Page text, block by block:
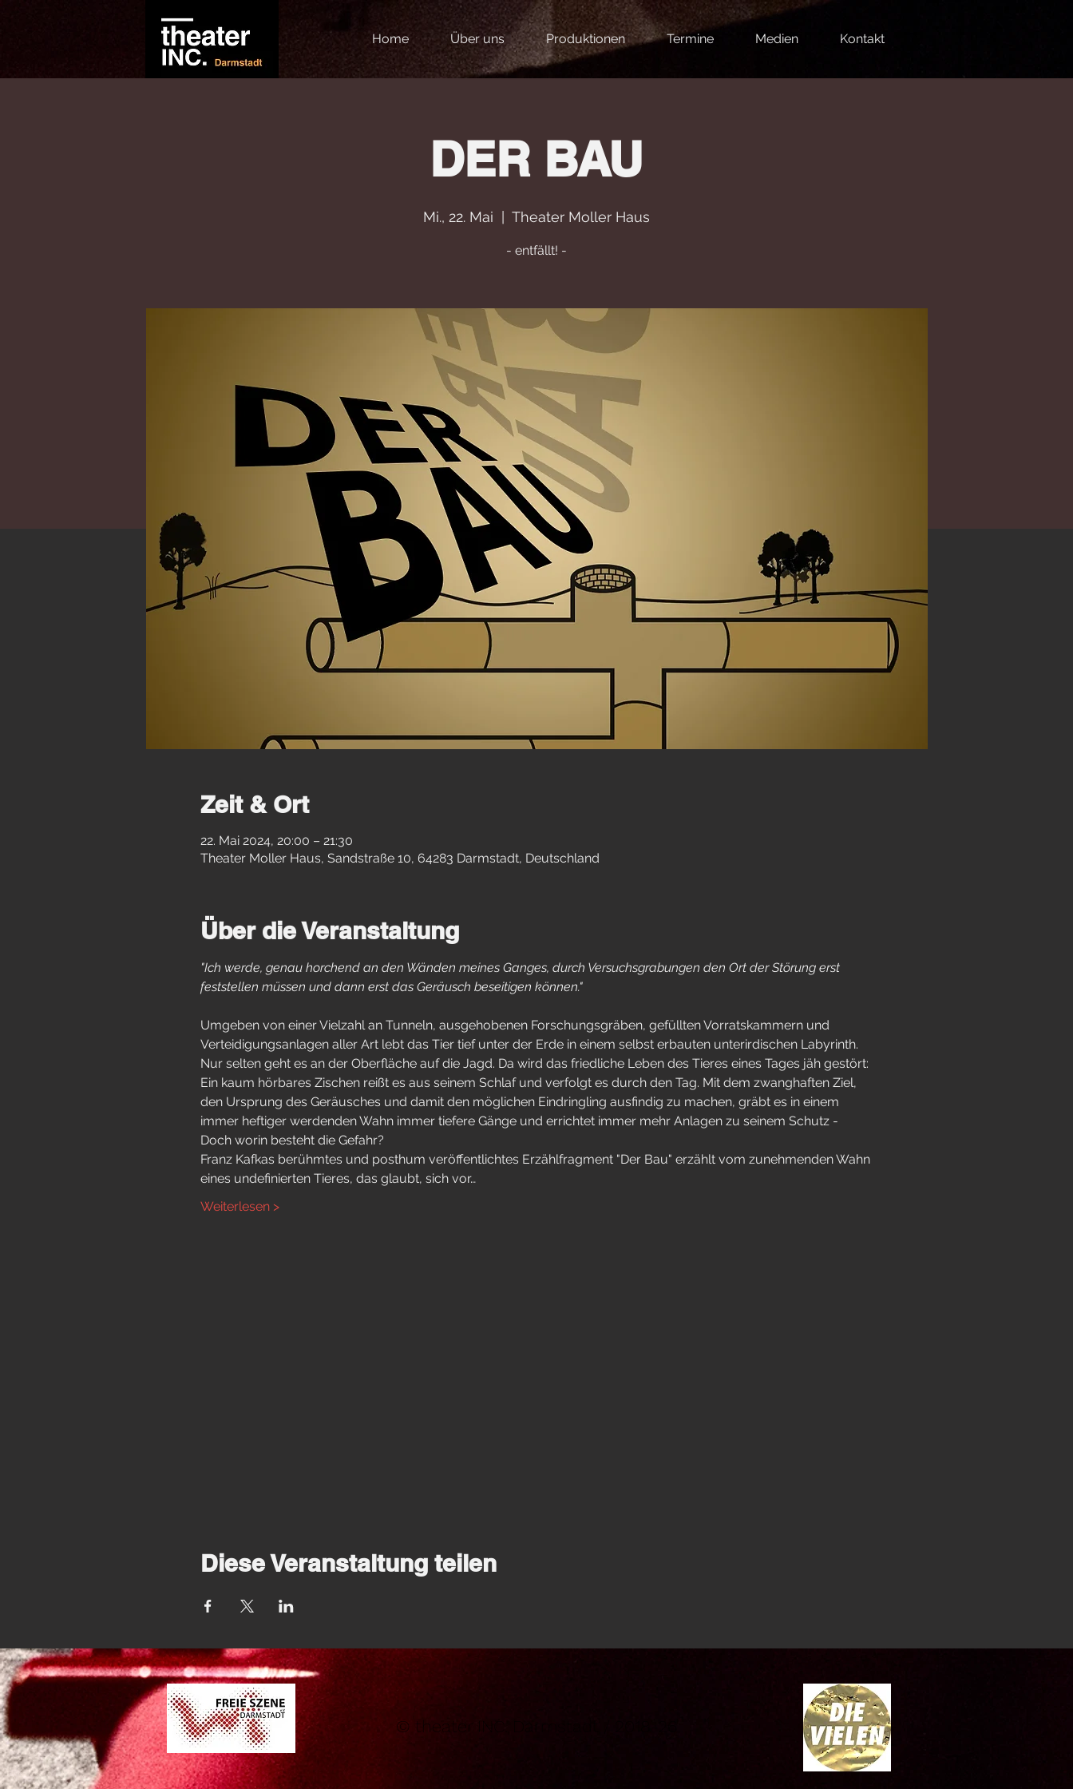
Home Über uns Produktionen Termine Medien Kontakt
DER BAU
Mi., 22. Mai Theater Moller Haus
- entfällt! -
Zeit & Ort
22. Mai 2024, 20:00 – 21:30
Theater Moller Haus, Sandstraße 10, 64283 Darmstadt, Deutschland
Über die Veranstaltung
"Ich werde, genau horchend an den Wänden meines Ganges, durch Versuchsgrabungen den Ort der Störung erst
feststellen müssen und dann erst das Geräusch beseitigen können."
Umgeben von einer Vielzahl an Tunneln, ausgehobenen Forschungsgräben, gefüllten Vorratskammern und
Verteidigungsanlagen aller Art lebt das Tier tief unter der Erde in einem selbst erbauten unterirdischen Labyrinth.
Nur selten geht es an der Oberfläche auf die Jagd. Da wird das friedliche Leben des Tieres eines Tages jäh gestört:
Ein kaum hörbares Zischen reißt es aus seinem Schlaf und verfolgt es durch den Tag. Mit dem zwanghaften Ziel,
den Ursprung des Geräusches und damit den möglichen Eindringling ausfindig zu machen, gräbt es in einem
immer heftiger werdenden Wahn immer tiefere Gänge und errichtet immer mehr Anlagen zu seinem Schutz -
Doch worin besteht die Gefahr?
Franz Kafkas berühmtes und posthum veröffentlichtes Erzählfragment "Der Bau" erzählt vom zunehmenden Wahn
eines undefinierten Tieres, das glaubt, sich vor…
Weiterlesen >
Diese Veranstaltung teilen
© theater INC. Darmstadt / 2018-26